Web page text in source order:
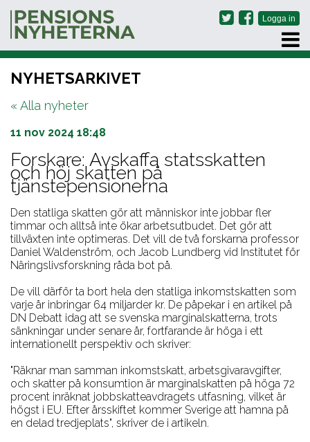
PRENUMERERA
ARKIV
OM OSS
KONTAKT
NYHETSARKIVET
« Alla nyheter
11 nov 2024 18:48
Forskare: Avskaffa statsskatten
och höj skatten på
tjänstepensionerna
Den statliga skatten gör att människor inte jobbar fler
timmar och alltså inte ökar arbetsutbudet. Det gör att
tillväxten inte optimeras. Det vill de två forskarna professor
Daniel Waldenström, och Jacob Lundberg vid Institutet för
Näringslivsforskning råda bot på.
De vill därför ta bort hela den statliga inkomstskatten som
varje år inbringar 64 miljarder kr. De påpekar i en artikel på
DN Debatt idag att se svenska marginalskatterna, trots
sänkningar under senare år, fortfarande är höga i ett
internationellt perspektiv och skriver:
"Räknar man samman inkomstskatt, arbetsgivaravgifter,
och skatter på konsumtion är marginalskatten på höga 72
procent inräknat jobbskatteavdragets utfasning, vilket är
högst i EU. Efter årsskiftet kommer Sverige att hamna på
en delad tredjeplats", skriver de i artikeln.